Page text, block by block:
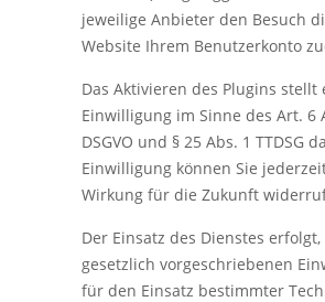
jeweilige Anbieter den Besuch
Website Ihrem Benutzerkonto
Das Aktivieren des Plugins stellt
Einwilligung im Sinne des Art. 6
DSGVO und § 25 Abs. 1 TTDSG
Einwilligung können Sie
Wirkung für die Zukunft
Der Einsatz des Dienstes
gesetzlich vorgeschriebenen
für den Einsatz bestimmter